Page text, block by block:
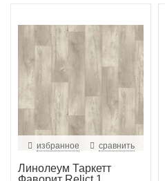
избранное сравнить
Линолеум Таркетт